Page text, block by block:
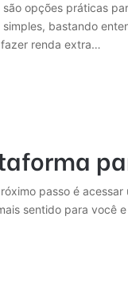
opções práticas
bastando
renda extra…
passo é
sentido para você